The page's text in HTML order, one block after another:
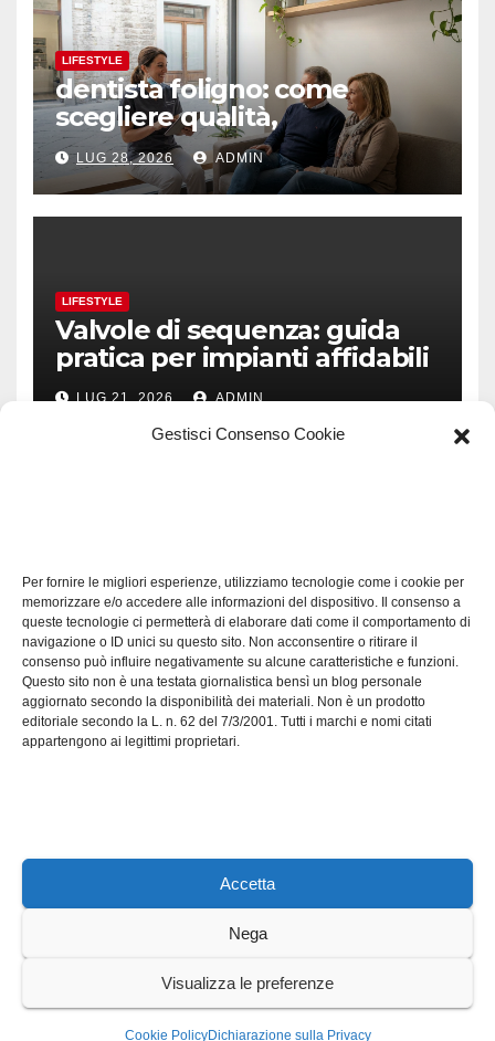
Gestisci Consenso Cookie
Per fornire le migliori esperienze, utilizziamo tecnologie come i cookie per
memorizzare e/o accedere alle informazioni del dispositivo. Il consenso a
queste tecnologie ci permetterà di elaborare dati come il comportamento di
navigazione o ID unici su questo sito. Non acconsentire o ritirare il
consenso può influire negativamente su alcune caratteristiche e funzioni.
Questo sito non è una testata giornalistica bensì un blog personale
aggiornato secondo la disponibilità dei materiali. Non è un prodotto
editoriale secondo la L. n. 62 del 7/3/2001. Tutti i marchi e nomi citati
appartengono ai legittimi proprietari.
Accetta
Nega
Visualizza le preferenze
Cookie PolicyDichiarazione sulla Privacy
LIFESTYLE
dentista foligno: come
scegliere qualità,
prevenzione e fiducia
LUG 28, 2026 ADMIN
LIFESTYLE
Valvole di sequenza: guida
pratica per impianti affidabili
LUG 21, 2026 ADMIN
Software manutenzioni:
guida pratica alla scelta
efficace
LUG 17, 2026 ADMIN
Axeleroacademy.it
Sviluppato con orgoglio da WordPress
Themeansar.